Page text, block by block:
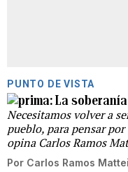
PUNTO DE VISTA
La
Necesitamos volver a
pueblo, para pensar
opina Carlos Ramos
Por Carlos Ramos Mattei